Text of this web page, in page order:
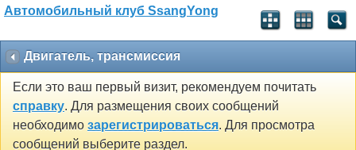
Автомобильный клуб SsangYong
Двигатель, трансмиссия
Если это ваш первый визит, рекомендуем почитать
справку. Для размещения своих сообщений
необходимо зарегистрироваться. Для просмотра
сообщений выберите раздел.